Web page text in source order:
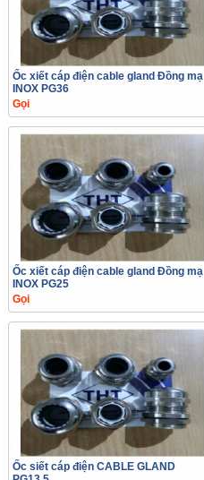
Ốc xiết cáp điện cable gland Đồng mạ
INOX PG36
Gọi
Ốc xiết cáp điện cable gland Đồng mạ
INOX PG25
Gọi
Ốc siết cáp điện CABLE GLAND